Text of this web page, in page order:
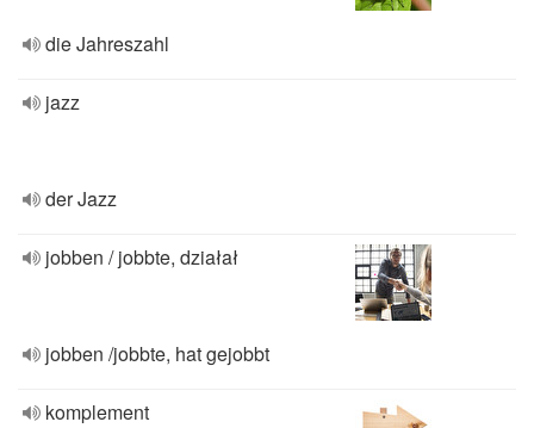
die Jahreszahl
jazz
der Jazz
jobben / jobbte, działał
jobben /jobbte, hat gejobbt
komplement